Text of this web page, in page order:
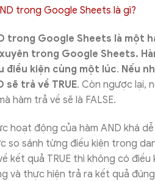
trong Google Sheets là một
trong Google Sheets.
điều kiện cùng một lúc. Nếu
sẽ trả về TRUE. Còn ngược lại,
hàm trả về sẽ là FALSE.
hoạt động của hàm AND khá
so sánh từng điều kiện trong
kết quả TRUE thì không có
và thực hiện trả ra kết quả